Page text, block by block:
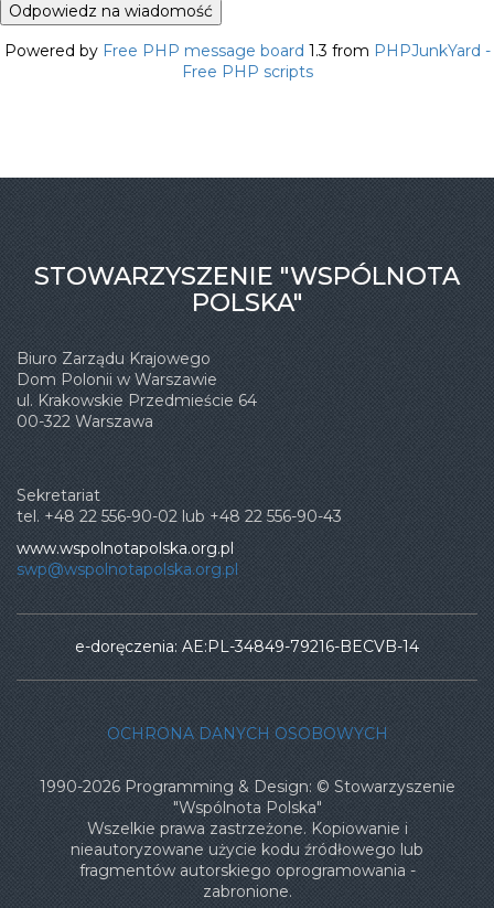
Powered by Free PHP message board 1.3 from PHPJunkYard -
Free PHP scripts
STOWARZYSZENIE "WSPÓLNOTA
POLSKA"
Biuro Zarządu Krajowego
Dom Polonii w Warszawie
ul. Krakowskie Przedmieście 64
00-322 Warszawa
Sekretariat
tel. +48 22 556-90-02 lub +48 22 556-90-43
www.wspolnotapolska.org.pl
swp@wspolnotapolska.org.pl
e-doręczenia: AE:PL-34849-79216-BECVB-14
OCHRONA DANYCH OSOBOWYCH
1990-2026 Programming & Design: © Stowarzyszenie
"Wspólnota Polska"
Wszelkie prawa zastrzeżone. Kopiowanie i
nieautoryzowane użycie kodu źródłowego lub
fragmentów autorskiego oprogramowania -
zabronione.